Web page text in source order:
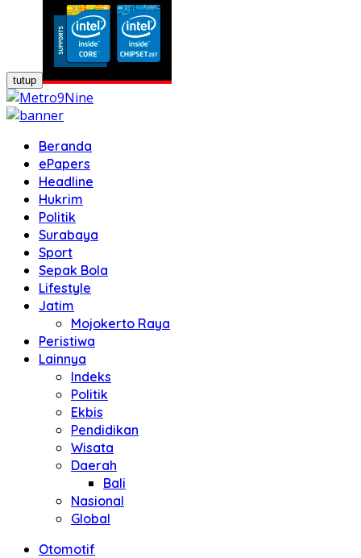
tutup
Beranda
ePapers
Headline
Hukrim
Politik
Surabaya
Sport
Sepak Bola
Lifestyle
Jatim
Mojokerto Raya
Peristiwa
Lainnya
Indeks
Politik
Ekbis
Pendidikan
Wisata
Daerah
Bali
Nasional
Global
Otomotif